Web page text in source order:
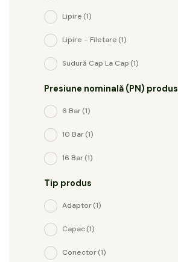
Lipire(1)
Lipire - Filetare(1)
Sudură Cap La Cap(1)
Presiune nominală (PN) produs
6 Bar(1)
10 Bar(1)
16 Bar(1)
Tip produs
Adaptor(1)
Capac(1)
Conector(1)